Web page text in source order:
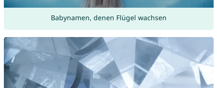
Babynamen, denen Flügel wachsen